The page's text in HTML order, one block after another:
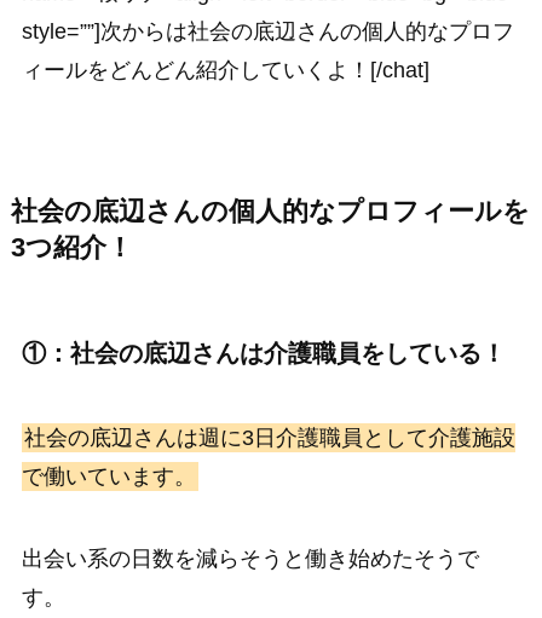
style=””]次からは社会の底辺さんの個人的なプロフ
ィールをどんどん紹介していくよ！[/chat]
社会の底辺さんの個人的なプロフィールを
3つ紹介！
①：社会の底辺さんは介護職員をしている！
社会の底辺さんは週に3日介護職員として介護施設
で働いています。
出会い系の日数を減らそうと働き始めたそうで
す。